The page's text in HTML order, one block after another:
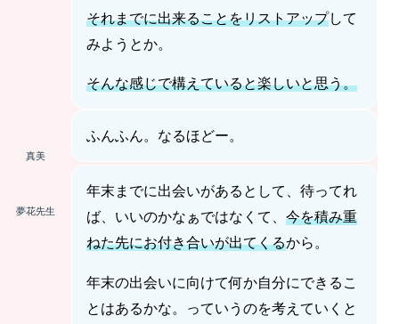
それまでに出来ることをリストアップして
みようとか。
そんな感じで構えていると楽しいと思う。
真美
ふんふん。なるほどー。
夢花先生
年末までに出会いがあるとして、待ってれ
ば、いいのかなぁではなくて、今を積み重
ねた先にお付き合いが出てくるから。
年末の出会いに向けて何か自分にできるこ
とはあるかな。っていうのを考えていくと